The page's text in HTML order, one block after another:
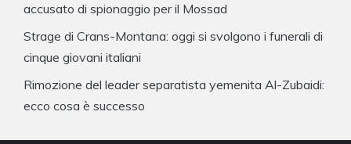
accusato di spionaggio per il Mossad
Strage di Crans-Montana: oggi si svolgono i funerali di
cinque giovani italiani
Rimozione del leader separatista yemenita Al-Zubaidi:
ecco cosa è successo